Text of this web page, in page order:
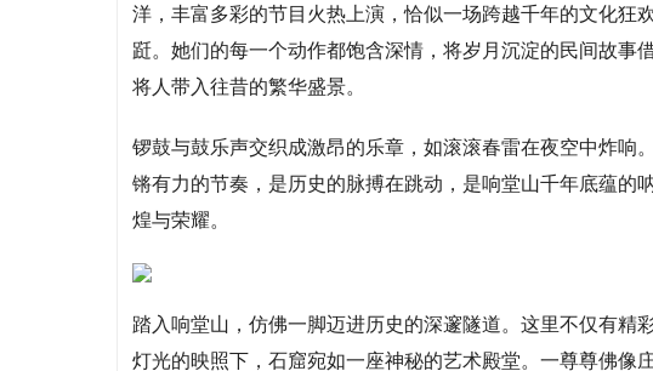
洋，丰富多彩的节目火热上演，恰似一场跨越千年的文化狂
跹。她们的每一个动作都饱含深情，将岁月沉淀的民间故事
将人带入往昔的繁华盛景。
锣鼓与鼓乐声交织成激昂的乐章，如滚滚春雷在夜空中炸响
锵有力的节奏，是历史的脉搏在跳动，是响堂山千年底蕴的
煌与荣耀。
踏入响堂山，仿佛一脚迈进历史的深邃隧道。这里不仅有精
灯光的映照下，石窟宛如一座神秘的艺术殿堂。一尊尊佛像